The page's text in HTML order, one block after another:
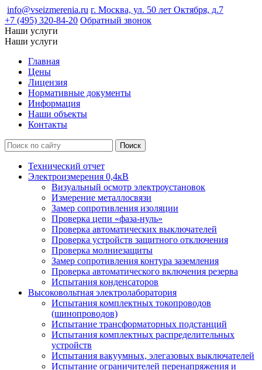
info@vseizmerenia.ru г. Москва, ул. 50 лет Октября, д.7
+7 (495) 320-84-20 Обратный звонок
Наши услуги
Наши услуги
Главная
Цены
Лицензия
Нормативные документы
Информация
Наши объекты
Контакты
Технический отчет
Электроизмерения 0,4кВ
Визуальный осмотр электроустановок
Измерение металлосвязи
Замер сопротивления изоляции
Проверка цепи «фаза-нуль»
Проверка автоматических выключателей
Проверка устройств защитного отключения
Проверка молниезащиты
Замер сопротивления контура заземления
Проверка автоматического включения резерва
Испытания конденсаторов
Высоковольтная электролаборатория
Испытания комплектных токопроводов
(шинопроводов)
Испытание трансформаторных подстанций
Испытания комплектных распределительных
устройств
Испытания вакуумных, элегазовых выключателей
Испытание ограничителей перенапряжения и